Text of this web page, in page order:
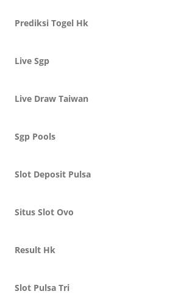
Prediksi Togel Hk
Live Sgp
Live Draw Taiwan
Sgp Pools
Slot Deposit Pulsa
Situs Slot Ovo
Result Hk
Slot Pulsa Tri